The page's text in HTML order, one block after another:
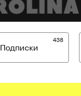
438
Подписки